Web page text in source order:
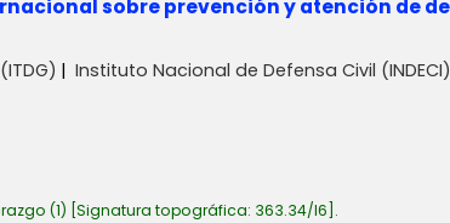
sobre prevención y atención de
Instituto Nacional de Defensa Civil (INDECI)
(1) Signatura topográfica: 363.34/I6 .